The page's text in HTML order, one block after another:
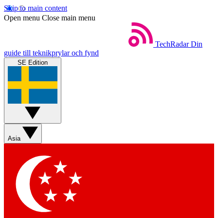
Skip to main content
Open menu Close main menu
TechRadar Din
guide till teknikprylar och fynd
SE Edition
Asia